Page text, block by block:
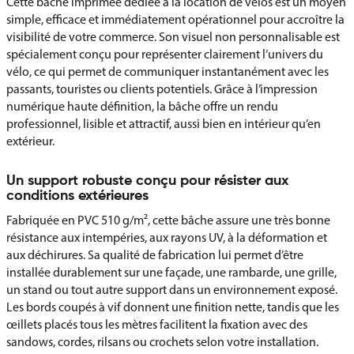
simple, efficace et immédiatement opérationnel pour accroître la
visibilité de votre commerce. Son visuel non personnalisable est
spécialement conçu pour représenter clairement l’univers du
vélo, ce qui permet de communiquer instantanément avec les
passants, touristes ou clients potentiels. Grâce à l’impression
numérique haute définition, la bâche offre un rendu
professionnel, lisible et attractif, aussi bien en intérieur qu’en
extérieur.
Un support robuste conçu pour résister aux
conditions extérieures
Fabriquée en PVC 510 g/m², cette bâche assure une très bonne
résistance aux intempéries, aux rayons UV, à la déformation et
aux déchirures. Sa qualité de fabrication lui permet d’être
installée durablement sur une façade, une rambarde, une grille,
un stand ou tout autre support dans un environnement exposé.
Les bords coupés à vif donnent une finition nette, tandis que les
œillets placés tous les mètres facilitent la fixation avec des
sandows, cordes, rilsans ou crochets selon votre installation.